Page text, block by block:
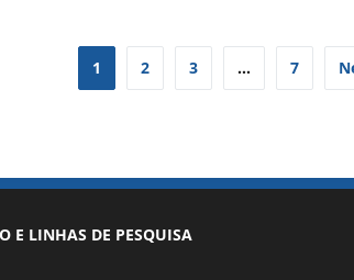
1 2 3 … 7
E LINHAS DE PESQUISA